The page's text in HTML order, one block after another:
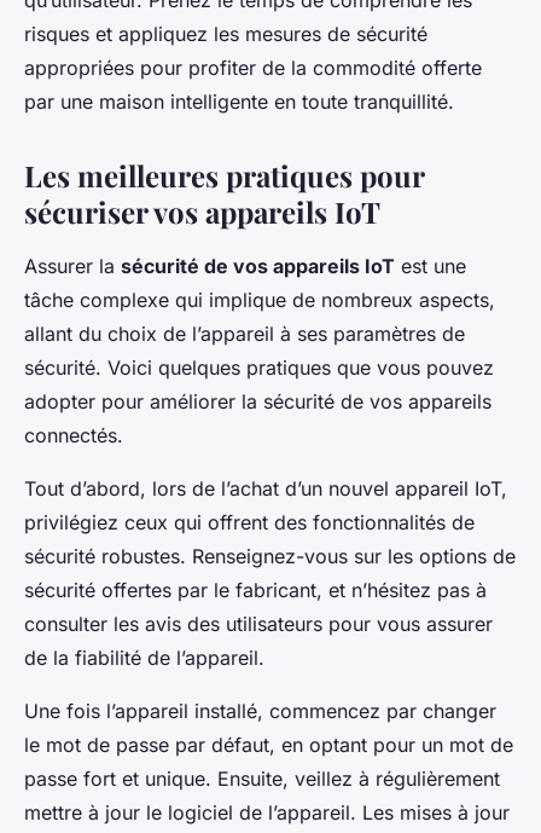
risques et appliquez les mesures de sécurité
appropriées pour profiter de la commodité offerte
par une maison intelligente en toute tranquillité.
Les meilleures pratiques pour
sécuriser vos appareils IoT
Assurer la sécurité de vos appareils IoT est une
tâche complexe qui implique de nombreux aspects,
allant du choix de l’appareil à ses paramètres de
sécurité. Voici quelques pratiques que vous pouvez
adopter pour améliorer la sécurité de vos appareils
connectés.
Tout d’abord, lors de l’achat d’un nouvel appareil IoT,
privilégiez ceux qui offrent des fonctionnalités de
sécurité robustes. Renseignez-vous sur les options de
sécurité offertes par le fabricant, et n’hésitez pas à
consulter les avis des utilisateurs pour vous assurer
de la fiabilité de l’appareil.
Une fois l’appareil installé, commencez par changer
le mot de passe par défaut, en optant pour un mot de
passe fort et unique. Ensuite, veillez à régulièrement
mettre à jour le logiciel de l’appareil. Les mises à jour